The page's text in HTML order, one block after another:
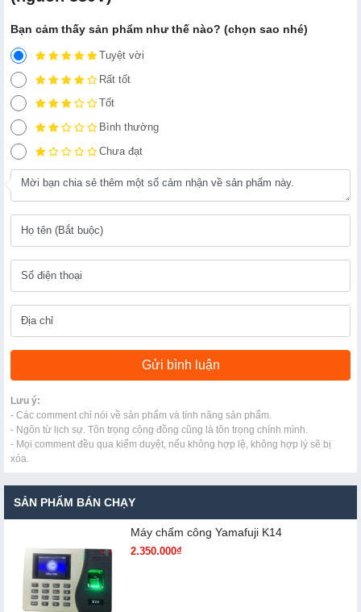
Bạn cảm thấy sản phẩm như thế nào? (chọn sao nhé)
Tuyệt vời
Rất tốt
Tốt
Bình thường
Chưa đạt
Lưu ý:
- Các comment chỉ nói về sản phẩm và tính năng sản phẩm.
- Ngôn từ lịch sự. Tôn trọng cộng đồng cũng là tôn trọng chính mình.
- Mọi comment đều qua kiểm duyệt, nếu không hợp lệ, không hợp lý sẽ bị
xóa.
SẢN PHẨM BÁN CHẠY
Máy chấm cô​ng Yamafuji K14
2.350.000₫